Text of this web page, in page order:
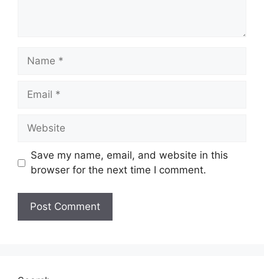
Name
Email
Website
Save my name, email, and website in this
browser for the next time I comment.